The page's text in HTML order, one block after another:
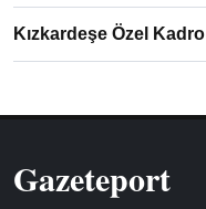
Kızkardeşe Özel Kadro
Gazeteport